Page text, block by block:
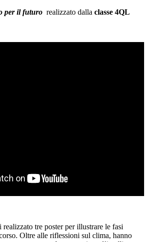
per il futuro realizzato dalla classe 4QL
tre poster per illustrare le fasi
Oltre alle riflessioni sul clima, hanno